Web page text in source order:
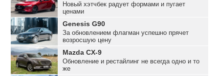
Новый хэтчбек радует формами и пугает
ценами
Genesis G90
За обновлением флагман успешно прячет
возросшую цену
Mazda CX-9
Обновление и рестайлинг не всегда одно и то
же